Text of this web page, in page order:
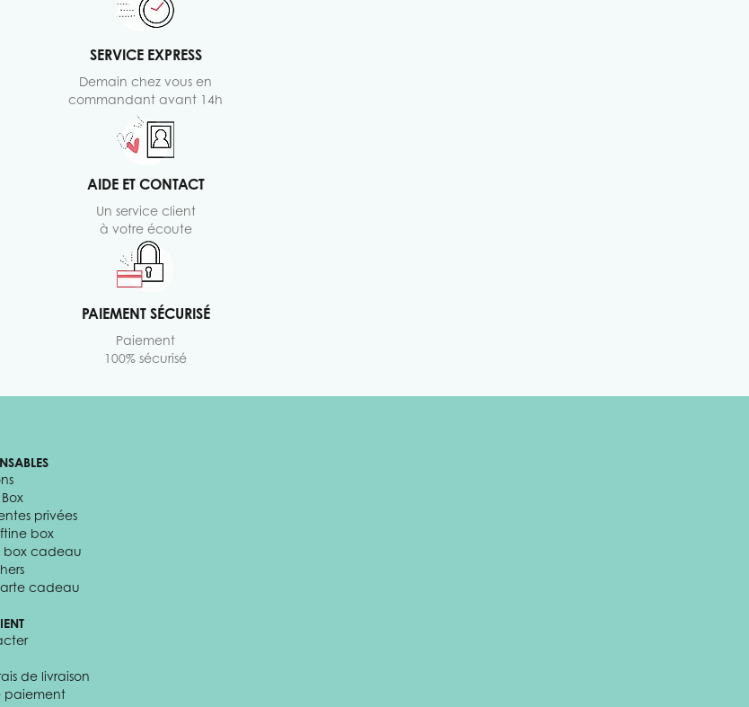
SERVICE EXPRESS
Demain chez vous en
commandant avant 14h
AIDE ET CONTACT
Un service client
à votre écoute
PAIEMENT SÉCURISÉ
Paiement
100% sécurisé
privées
box
box cadeau
cadeau
de livraison
paiement